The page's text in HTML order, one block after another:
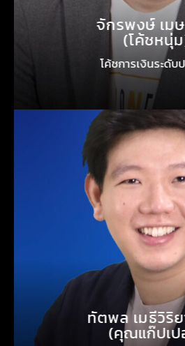
จักรพงษ์ เม
(โค้ชหนุ่
โค้ชการเงินระดับ
ทัตพล เมธีวิริ
(คุณแก๊ปเป